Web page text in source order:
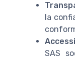
la
SAS